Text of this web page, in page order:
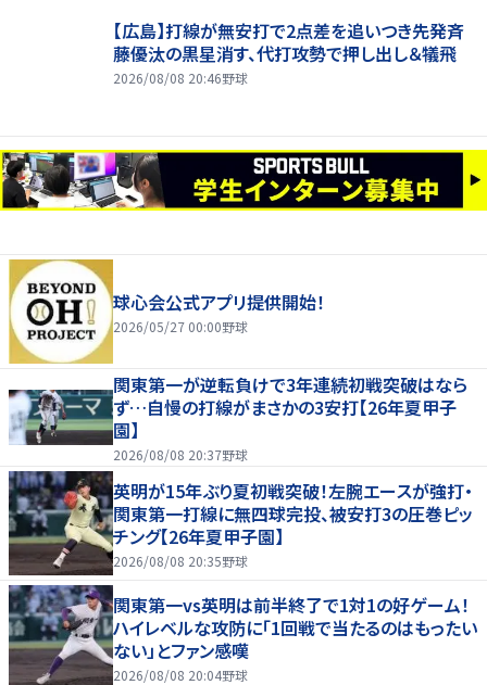
【広島】打線が無安打で2点差を追いつき先発斉
藤優汰の黒星消す、代打攻勢で押し出し＆犠飛
2026/08/08 20:46野球
球心会公式アプリ提供開始！
2026/05/27 00:00野球
関東第一が逆転負けで3年連続初戦突破はなら
ず…自慢の打線がまさかの3安打【26年夏甲子
園】
2026/08/08 20:37野球
英明が15年ぶり夏初戦突破！左腕エースが強打・
関東第一打線に無四球完投、被安打3の圧巻ピッ
チング【26年夏甲子園】
2026/08/08 20:35野球
関東第一vs英明は前半終了で1対1の好ゲーム！
ハイレベルな攻防に「1回戦で当たるのはもったい
ない」とファン感嘆
2026/08/08 20:04野球